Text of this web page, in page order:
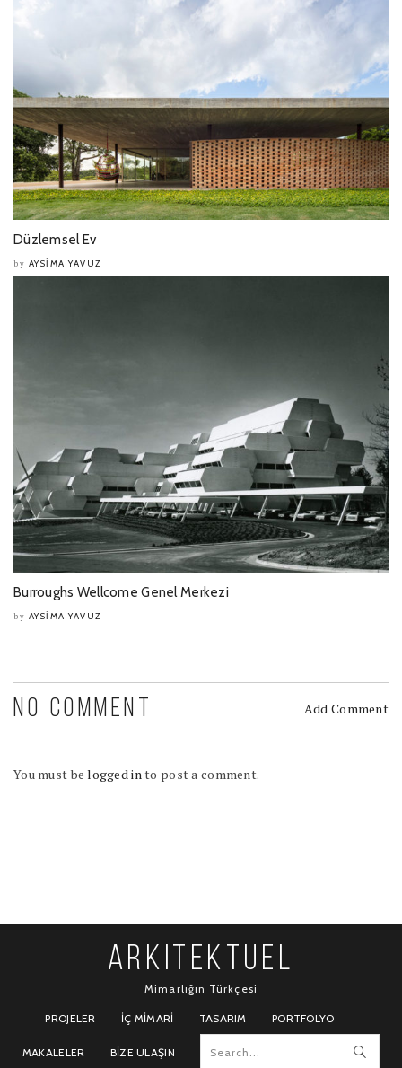
Düzlemsel Ev
by AYSIMA YAVUZ
Burroughs Wellcome Genel Merkezi
by AYSIMA YAVUZ
NO COMMENT Add Comment
You must belogged into post a comment.
ARKITEKTUEL
Mimarlığın Türkçesi
PROJELER İÇ MIMARI TASARIM PORTFOLYO
MAKALELER BIZE ULAŞIN